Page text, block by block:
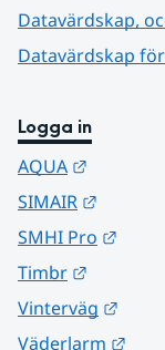
Datavärdskap,
Datavärdskap
Logga in
AQUA
SIMAIR
SMHI Pro
Timbr
Vinterväg
Väderlarm